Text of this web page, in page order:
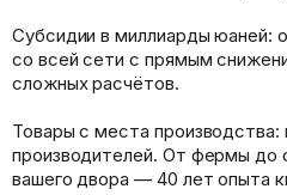
Субсидии в миллиарды юаней:
со всей сети с прямым
сложных расчётов.
Товары с места производства:
производителей. От фермы до
вашего двора — 40 лет опыта